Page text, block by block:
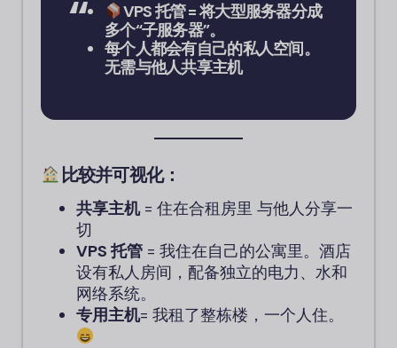
VPS 托管 = 将大型服务器分成
多个“子服务器”。
每个人都会有自己的私人空间。
无需与他人共享主机
比较并可视化：
共享主机= 住在合租房里 与他人分享一
切
VPS 托管 = 我住在自己的公寓里。酒店
设有私人房间，配备独立的电力、水和
网络系统。
专用主机= 我租了整栋楼，一个人住。